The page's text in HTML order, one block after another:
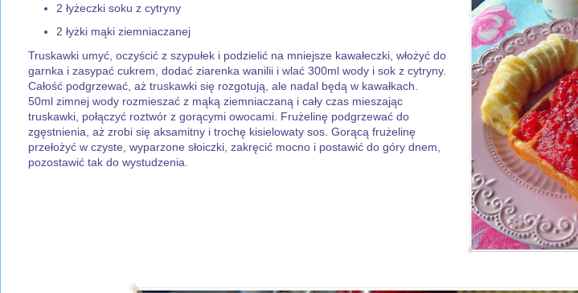
2 łyżeczki soku z cytryny
2 łyżki mąki ziemniaczanej
Truskawki umyć, oczyścić z szypułek i podzielić na mniejsze kawałeczki, włożyć do
garnka i zasypać cukrem, dodać ziarenka wanilii i wlać 300ml wody i sok z cytryny.
Całość podgrzewać, aż truskawki się rozgotują, ale nadal będą w kawałkach.
50ml zimnej wody rozmieszać z mąką ziemniaczaną i cały czas mieszając
truskawki, połączyć roztwór z gorącymi owocami. Frużelinę podgrzewać do
zgęstnienia, aż zrobi się aksamitny i trochę kisielowaty sos. Gorącą frużelinę
przełożyć w czyste, wyparzone słoiczki, zakręcić mocno i postawić do góry dnem,
pozostawić tak do wystudzenia.